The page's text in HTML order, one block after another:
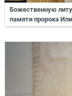
Божественную
памяти пророка